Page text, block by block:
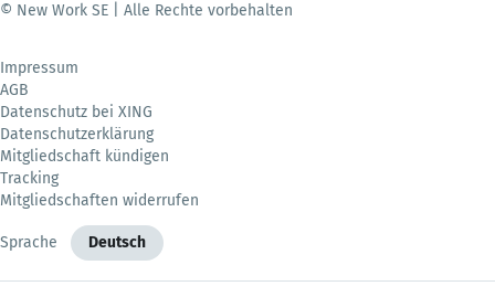
© New Work SE | Alle Rechte vorbehalten
Impressum
AGB
Datenschutz bei XING
Datenschutzerklärung
Mitgliedschaft kündigen
Tracking
Mitgliedschaften widerrufen
Sprache Deutsch